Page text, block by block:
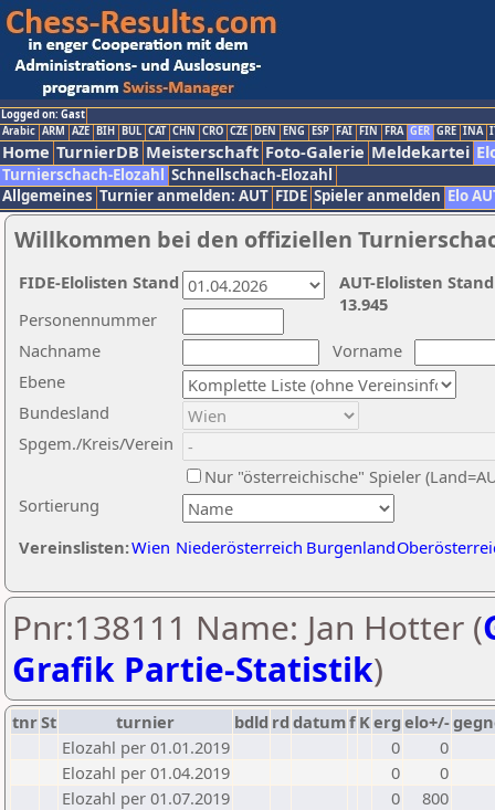
Logged on: Gast
Arabic ARM AZE BIH BUL CAT CHN CRO CZE DEN ENG ESP FAI FIN FRA GER GRE INA
Home TurnierDB Meisterschaft Foto-Galerie Meldekartei
Turnierschach-Elozahl Schnellschach-Elozahl
Allgemeines Turnier anmelden: AUT FIDE Spieler anmelden Elo
Willkommen bei den offiziellen
Nachname
Vorname
Ebene
Sortierung
Personennummer
Bundesland
Spgem./Kreis/Verein
Nur "österreichische" Spieler
Vereinslisten:Wien Niederösterreich Burgenland
AUT-Elolisten
13.945
FIDE-Elolisten Stand
Pnr:138111 Name: Jan Hotter (
Grafik Partie-Statistik)
tnrSt turnier bdld rd datumf Kerg elo+/-
Elozahl per 01.01.2019
0
0
Elozahl per 01.04.2019
0
0
Elozahl per 01.07.2019
0
800